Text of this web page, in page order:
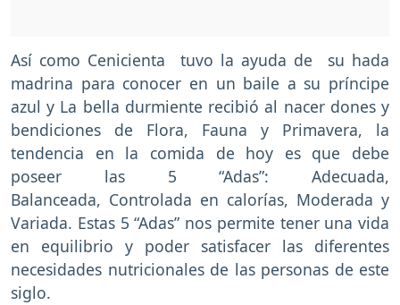
Así como Cenicienta tuvo la ayuda de su hada
madrina para conocer en un baile a su príncipe
azul y La bella durmiente recibió al nacer dones y
bendiciones de Flora, Fauna y Primavera, la
tendencia en la comida de hoy es que debe
poseer las 5 “Adas”: Adecuada,
Balanceada, Controlada en calorías, Moderada y
Variada. Estas 5 “Adas” nos permite tener una vida
en equilibrio y poder satisfacer las diferentes
necesidades nutricionales de las personas de este
siglo.